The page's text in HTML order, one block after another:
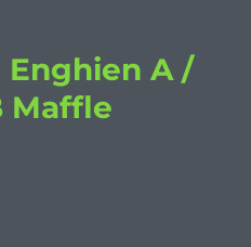
Enghien A /
Maffle